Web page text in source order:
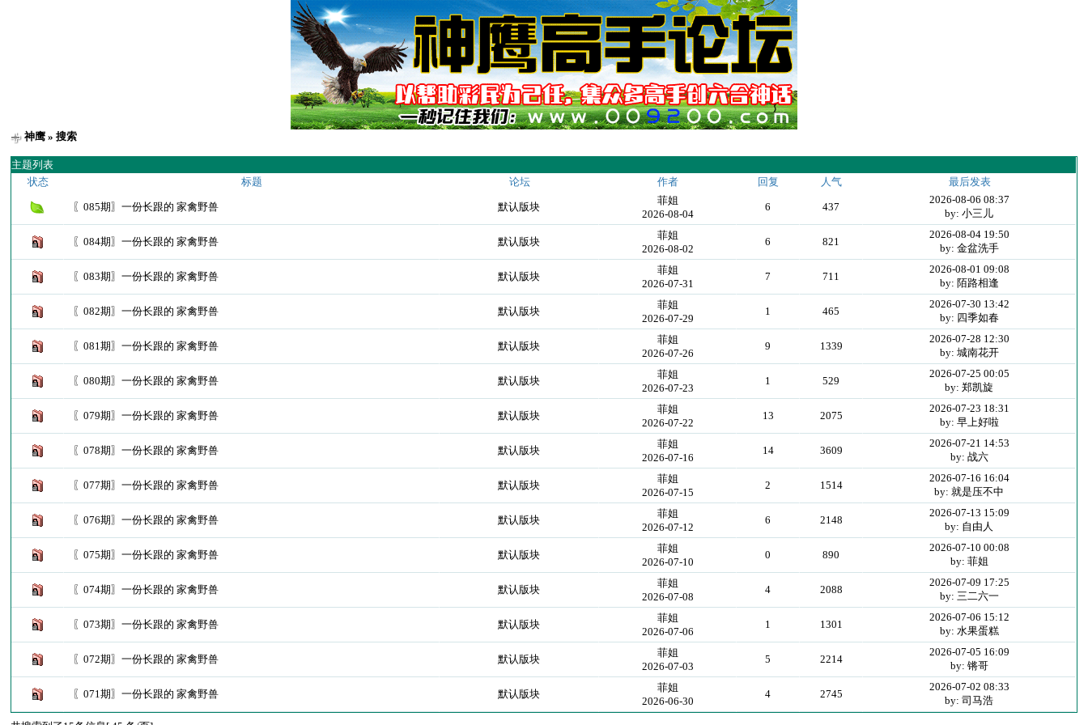
神鹰 » 搜索
主题列表
状态
标题 论坛 作者 回复 人气 最后发表
〖085期〗一份长跟的 家禽野兽 默认版块
菲姐
2026-08-04
6 437
2026-08-06 08:37
by: 小三儿
〖084期〗一份长跟的 家禽野兽 默认版块
菲姐
2026-08-02
6 821
2026-08-04 19:50
by: 金盆洗手
〖083期〗一份长跟的 家禽野兽 默认版块
菲姐
2026-07-31
7 711
2026-08-01 09:08
by: 陌路相逢
〖082期〗一份长跟的 家禽野兽 默认版块
菲姐
2026-07-29
1 465
2026-07-30 13:42
by: 四季如春
〖081期〗一份长跟的 家禽野兽 默认版块
菲姐
2026-07-26
9 1339
2026-07-28 12:30
by: 城南花开
〖080期〗一份长跟的 家禽野兽 默认版块
菲姐
2026-07-23
1 529
2026-07-25 00:05
by: 郑凯旋
〖079期〗一份长跟的 家禽野兽 默认版块
菲姐
2026-07-22
13 2075
2026-07-23 18:31
by: 早上好啦
〖078期〗一份长跟的 家禽野兽 默认版块
菲姐
2026-07-16
14 3609
2026-07-21 14:53
by: 战六
〖077期〗一份长跟的 家禽野兽 默认版块
菲姐
2026-07-15
2 1514
2026-07-16 16:04
by: 就是压不中
〖076期〗一份长跟的 家禽野兽 默认版块
菲姐
2026-07-12
6 2148
2026-07-13 15:09
by: 自由人
〖075期〗一份长跟的 家禽野兽 默认版块
菲姐
2026-07-10
0 890
2026-07-10 00:08
by: 菲姐
〖074期〗一份长跟的 家禽野兽 默认版块
菲姐
2026-07-08
4 2088
2026-07-09 17:25
by: 三二六一
〖073期〗一份长跟的 家禽野兽 默认版块
菲姐
2026-07-06
1 1301
2026-07-06 15:12
by: 水果蛋糕
〖072期〗一份长跟的 家禽野兽 默认版块
菲姐
2026-07-03
5 2214
2026-07-05 16:09
by: 锵哥
〖071期〗一份长跟的 家禽野兽 默认版块
菲姐
2026-06-30
4 2745
2026-07-02 08:33
by: 司马浩